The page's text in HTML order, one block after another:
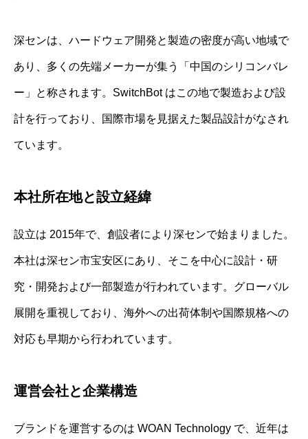
深センは、ハードウェア開発と製造の密度が高い地域で
あり、多くの先端メーカーが集う「中国のシリコンバレ
ー」と称されます。SwitchBot はこの地で製造および設
計を行っており、国際市場を見据えた製品設計がなされ
ています。
本社所在地と設立経緯
設立は 2015年で、創設者により深センで始まりました。
本社は深セン市宝安区にあり、そこを中心に設計・研
究・開発および一部製造が行われています。グローバル
展開を重視しており、海外への出荷体制や国際規格への
対応も早期から行われています。
運営会社と企業構造
ブランドを運営するのは WOAN Technology で、近年は